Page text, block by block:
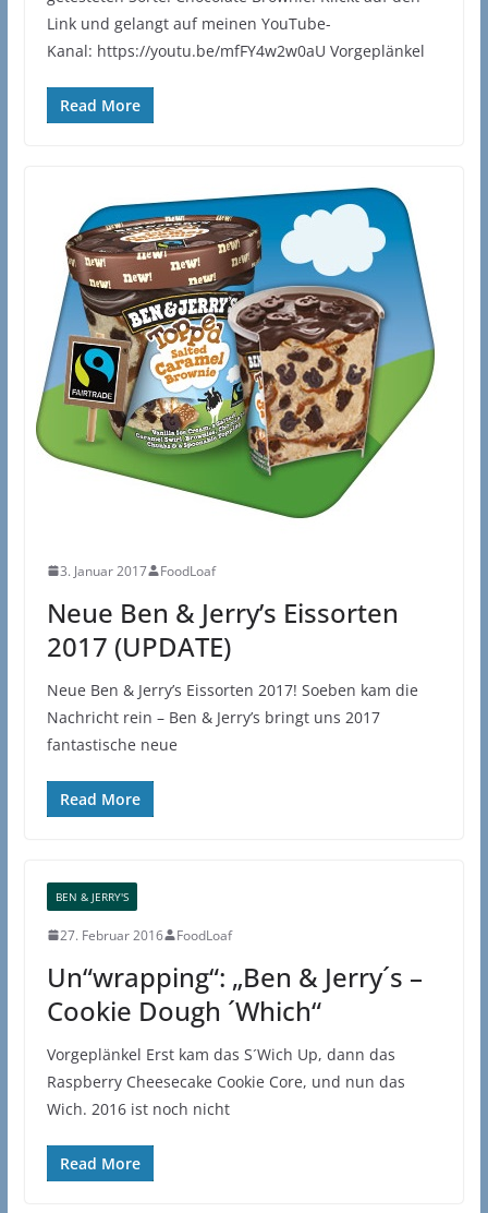
Link und gelangt auf meinen YouTube-
Kanal: https://youtu.be/mfFY4w2w0aU Vorgeplänkel
Read More
3. Januar 2017 FoodLoaf
Neue Ben & Jerry’s Eissorten
2017 (UPDATE)
Neue Ben & Jerry’s Eissorten 2017! Soeben kam die
Nachricht rein – Ben & Jerry’s bringt uns 2017
fantastische neue
Read More
BEN & JERRY'S
27. Februar 2016 FoodLoaf
Un“wrapping“: „Ben & Jerry´s –
Cookie Dough ´Which“
Vorgeplänkel Erst kam das S´Wich Up, dann das
Raspberry Cheesecake Cookie Core, und nun das
Wich. 2016 ist noch nicht
Read More